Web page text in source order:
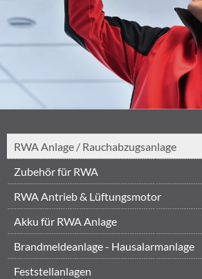
RWA Anlage / Rauchabzugsanlage
Zubehör für RWA
RWA Antrieb & Lüftungsmotor
Akku für RWA Anlage
Brandmeldeanlage - Hausalarmanlage
Feststellanlagen